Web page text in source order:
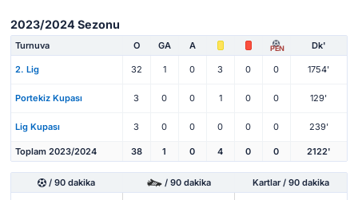
2023/2024 Sezonu
Turnuva O GA A PEN Dk'
2. Lig 32 1 0 3 0 0 1754'
Portekiz Kupası 3 0 0 1 0 0 129'
Lig Kupası 3 0 0 0 0 0 239'
Toplam 2023/2024 38 1 0 4 0 0 2122'
/ 90 dakika / 90 dakika Kartlar / 90 dakika